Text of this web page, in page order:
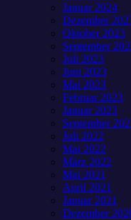
Januar 2024
Dezember
Oktober 2023
September
Juli 2023
Juni 2023
Mai 2023
Februar 2023
Januar 2023
September
Juli 2022
Mai 2022
März 2022
Mai 2021
April 2021
Januar 2021
Dezember